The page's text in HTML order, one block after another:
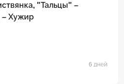
"Тальцы" –
– Хужир
6 дней